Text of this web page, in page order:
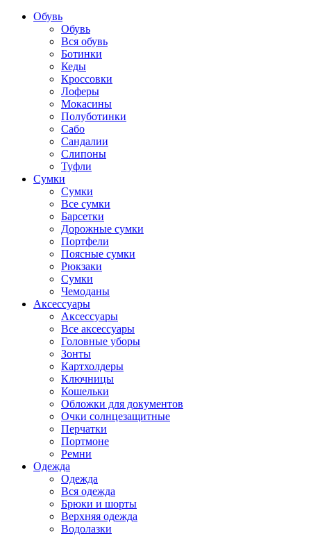
Обувь
Обувь
Вся обувь
Ботинки
Кеды
Кроссовки
Лоферы
Мокасины
Полуботинки
Сабо
Сандалии
Слипоны
Туфли
Сумки
Сумки
Все сумки
Барсетки
Дорожные сумки
Портфели
Поясные сумки
Рюкзаки
Сумки
Чемоданы
Аксессуары
Аксессуары
Все аксессуары
Головные уборы
Зонты
Картхолдеры
Ключницы
Кошельки
Обложки для документов
Очки солнцезащитные
Перчатки
Портмоне
Ремни
Одежда
Одежда
Вся одежда
Брюки и шорты
Верхняя одежда
Водолазки